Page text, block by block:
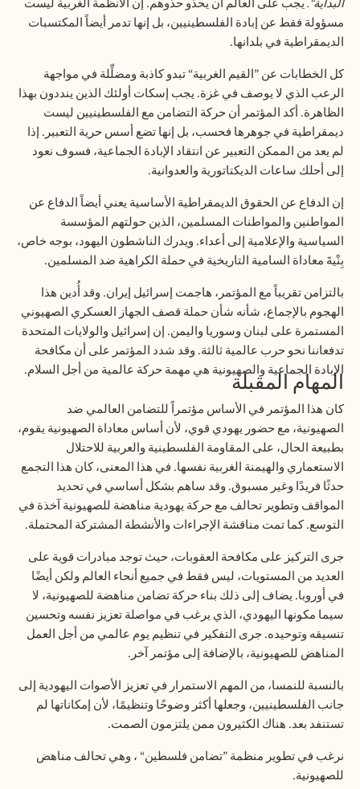
مسؤولة فقط عن إبادة الفلسطينيين، بل إنها تدمر أيضاً المكتسبات
الديمقراطية في بلدانها.
كل الخطابات عن ”القيم الغربية“ تبدو كاذبة ومضلِّلة في مواجهة
الرعب الذي لا يوصف في غزة. يجب إسكات أولئك الذين ينددون بهذا
الظاهرة. أكد المؤتمر أن حركة التضامن مع الفلسطينيين ليست
ديمقراطية في جوهرها فحسب، بل إنها تضع أسس حرية التعبير. إذا
لم يعد من الممكن التعبير عن انتقاد الإبادة الجماعية، فسوف نعود
إلى أحلك ساعات الديكتاتورية والعدوانية.
إن الدفاع عن الحقوق الديمقراطية الأساسية يعني أيضاً الدفاع عن
المواطنين والمواطنات المسلمين، الذين حولتهم المؤسسة
السياسية والإعلامية إلى أعداء. ويدرك الناشطون اليهود، بوجه خاص،
بِنْيةَ معاداة السامية التاريخية في حملة الكراهية ضد المسلمين.
بالتزامن تقريباً مع المؤتمر، هاجمت إسرائيل إيران. وقد أُدين هذا
الهجوم بالإجماع، شأنه شأن حملة قصف الجهاز العسكري الصهيوني
المستمرة على لبنان وسوريا واليمن. إن إسرائيل والولايات المتحدة
تدفعاننا نحو حرب عالمية ثالثة. وقد شدد المؤتمر على أن مكافحة
الإبادة الجماعية والصهيونية هي مهمة حركة عالمية من أجل السلام.
المهام المقبلة
كان هذا المؤتمر في الأساس مؤتمراً للتضامن العالمي ضد
الصهيونية، مع حضور يهودي قوي، لأن أساس معاداة الصهيونية يقوم،
بطبيعة الحال، على المقاومة الفلسطينية والعربية للاحتلال
الاستعماري والهيمنة الغربية نفسها. في هذا المعنى، كان هذا التجمع
حدثًا فريدًا وغير مسبوق. وقد ساهم بشكل أساسي في تحديد
المواقف وتطوير تحالف مع حركة يهودية مناهضة للصهيونية آخذة في
التوسع. كما تمت مناقشة الإجراءات والأنشطة المشتركة المحتملة.
جرى التركيز على مكافحة العقوبات، حيث توجد مبادرات قوية على
العديد من المستويات، ليس فقط في جميع أنحاء العالم ولكن أيضًا
في أوروبا. يضاف إلى ذلك بناء حركة تضامن مناهضة للصهيونية، لا
سيما مكونها اليهودي، الذي يرغب في مواصلة تعزيز نفسه وتحسين
تنسيقه وتوحيده. جرى التفكير في تنظيم يوم عالمي من أجل العمل
المناهض للصهيونية، بالإضافة إلى مؤتمر آخر.
بالنسبة للنمسا، من المهم الاستمرار في تعزيز الأصوات اليهودية إلى
جانب الفلسطينيين، وجعلها أكثر وضوحًا وتنظيمًا، لأن إمكاناتها لم
تستنفد بعد. هناك الكثيرون ممن يلتزمون الصمت.
نرغب في تطوير منظمة ”تضامن فلسطين“ ، وهي تحالف مناهض
للصهيونية.